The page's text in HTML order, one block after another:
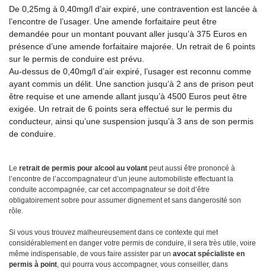
De 0,25mg à 0,40mg/l d’air expiré, une contravention est lancée à
l’encontre de l’usager. Une amende forfaitaire peut être
demandée pour un montant pouvant aller jusqu’à 375 Euros en
présence d’une amende forfaitaire majorée. Un retrait de 6 points
sur le permis de conduire est prévu.
Au-dessus de 0,40mg/l d’air expiré, l’usager est reconnu comme
ayant commis un délit. Une sanction jusqu’à 2 ans de prison peut
être requise et une amende allant jusqu’à 4500 Euros peut être
exigée. Un retrait de 6 points sera effectué sur le permis du
conducteur, ainsi qu’une suspension jusqu’à 3 ans de son permis
de conduire.
Le retrait de permis pour alcool au volant peut aussi être prononcé à
l’encontre de l’accompagnateur d’un jeune automobiliste effectuant la
conduite accompagnée, car cet accompagnateur se doit d’être
obligatoirement sobre pour assumer dignement et sans dangerosité son
rôle.
Si vous vous trouvez malheureusement dans ce contexte qui met
considérablement en danger votre permis de conduire, il sera très utile, voire
même indispensable, de vous faire assister par un avocat spécialiste en
permis à point, qui pourra vous accompagner, vous conseiller, dans